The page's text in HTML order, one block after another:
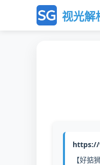
视光解
https://
【好